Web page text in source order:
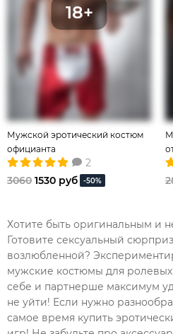
Мужской эротический костюм
официанта
2
3060 1530 руб -50%
Хотите быть оригинальным и
Готовите сексуальный
возлюбленной?
мужские костюмы для ролевых
себе и партнерше максимум
не уйти! Если нужно
самое время купить